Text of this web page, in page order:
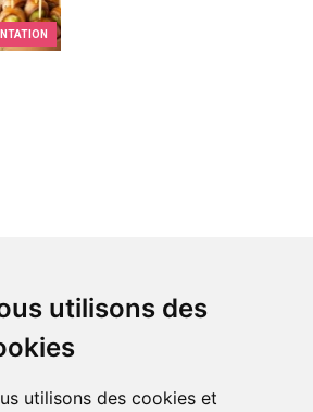
utilisons des
utilisons des cookies et